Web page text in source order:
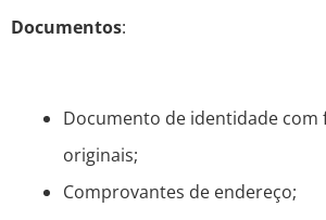
Documentos:
Documento de identidade com
originais;
Comprovantes de endereço;